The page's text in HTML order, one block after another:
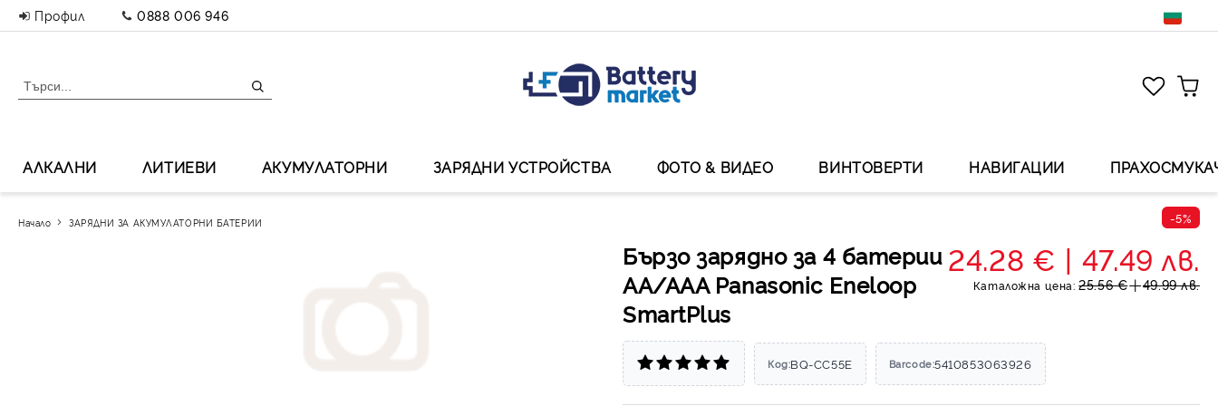
Профил 0888 006 946
АЛКАЛНИ ЛИТИЕВИ АКУМУЛАТОРНИ ЗАРЯДНИ УСТРОЙСТВА ФОТО & ВИДЕО ВИНТОВЕРТИ НАВИГАЦИИ
Начало ЗАРЯДНИ ЗА АКУМУЛАТОРНИ БАТЕРИИ
Бързо зарядно за 4 батерии
АА/ААА Panasonic Eneloop
SmartPlus
-5%
24.28 € 47.49 лв.
Каталожна цена: 25.56 € 49.99 лв.
Код:BQ-CC55E Barcode:5410853063926